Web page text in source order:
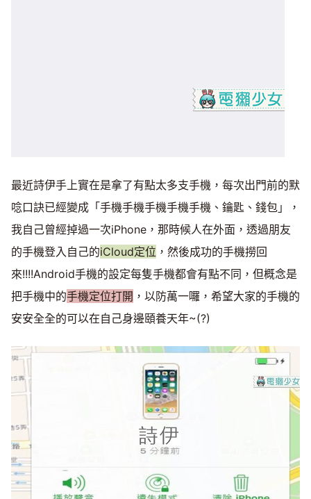
最近詩伊手上實在是拿了有點太多支手機，每次出門前的默
唸口訣已經變成「手機手機手機手機手機、鑰匙、錢包」，
我自己曾經掉過一次iPhone，那時候人在外面，透過朋友
的手機登入自己的iCloud定位 ，然後成功的手機撈回
來!!!!Android手機的設定每隻手機都會有點不同，但概念是
把手機中的手機定位打開 ，以防萬一囉，希望大家的手機的
安安全全的可以在自己身邊頤養天年~(?)